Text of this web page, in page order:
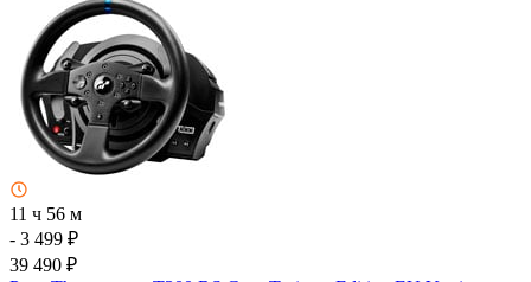
11 ч 56 м
- 3 499 ₽
39 490 ₽